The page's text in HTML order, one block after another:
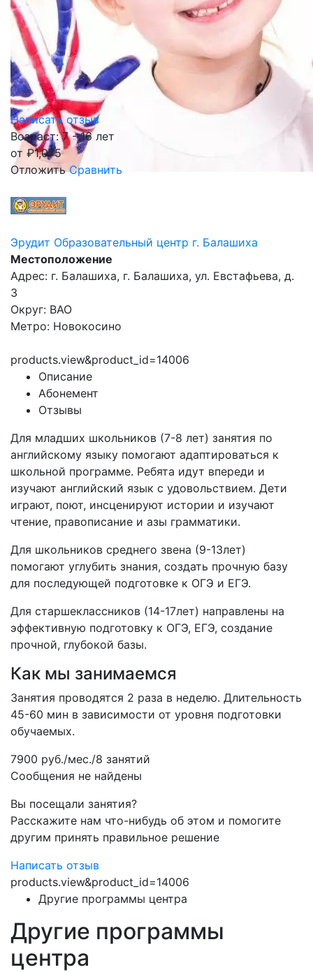
Написать отзыв
Возраст: 7 - 16 лет
от ₽1,075
Отложить Сравнить
Эрудит Образовательный центр г. Балашиха
Местоположение
Адрес: г. Балашиха, г. Балашиха, ул. Евстафьева, д.
3
Округ: ВАО
Метро: Новокосино
products.view&product_id=14006
Описание
Абонемент
Отзывы
Для младших школьников (7-8 лет) занятия по
английскому языку помогают адаптироваться к
школьной программе. Ребята идут впереди и
изучают английский язык с удовольствием. Дети
играют, поют, инсценируют истории и изучают
чтение, правописание и азы грамматики.
Для школьников среднего звена (9-13лет)
помогают углубить знания, создать прочную базу
для последующей подготовке к ОГЭ и ЕГЭ.
Для старшеклассников (14-17лет) направлены на
эффективную подготовку к ОГЭ, ЕГЭ, создание
прочной, глубокой базы.
Как мы занимаемся
Занятия проводятся 2 раза в неделю. Длительность
45-60 мин в зависимости от уровня подготовки
обучаемых.
7900 руб./мес./8 занятий
Сообщения не найдены
Вы посещали занятия?
Расскажите нам что-нибудь об этом и помогите
другим принять правильное решение
Написать отзыв
products.view&product_id=14006
Другие программы центра
Другие программы
центра